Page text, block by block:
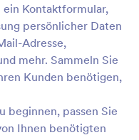
ein Kontaktformular,
persönlicher Daten
Adresse,
mehr. Sammeln Sie
Kunden benötigen,
beginnen, passen Sie
Ihnen benötigten